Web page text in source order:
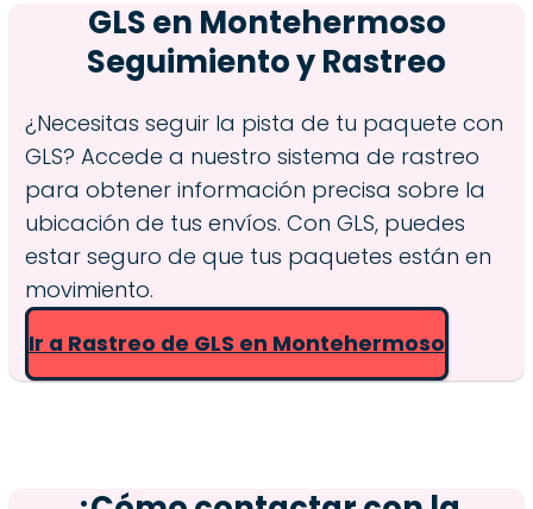
GLS en Montehermoso
Seguimiento y Rastreo
¿Necesitas seguir la pista de tu paquete con
GLS? Accede a nuestro sistema de rastreo
para obtener información precisa sobre la
ubicación de tus envíos. Con GLS, puedes
estar seguro de que tus paquetes están en
movimiento.
Ir a Rastreo de GLS en Montehermoso